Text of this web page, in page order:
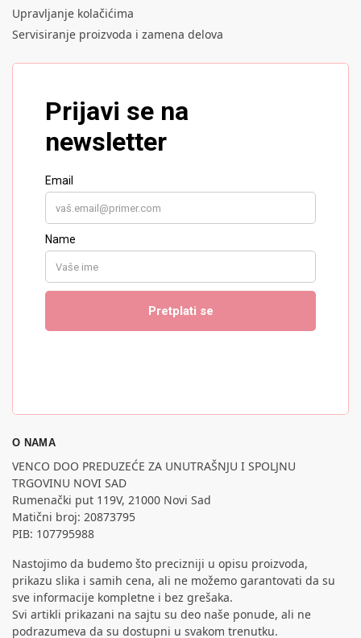
Upravljanje kolačićima
Servisiranje proizvoda i zamena delova
O NAMA
VENCO DOO PREDUZEĆE ZA UNUTRAŠNJU I SPOLJNU
TRGOVINU NOVI SAD
Rumenački put 119V, 21000 Novi Sad
Matični broj: 20873795
PIB: 107795988
Nastojimo da budemo što precizniji u opisu proizvoda,
prikazu slika i samih cena, ali ne možemo garantovati da su
sve informacije kompletne i bez grešaka.
Svi artikli prikazani na sajtu su deo naše ponude, ali ne
podrazumeva da su dostupni u svakom trenutku.